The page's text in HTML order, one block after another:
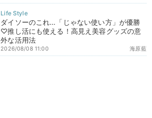
ダイソーのこれ…「じゃない使い方」が優勝
♡推し活にも使える！高見え美容グッズの意
外な活用法
海原藍
2026/08/08 11:00